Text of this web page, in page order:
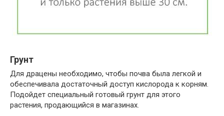
Грунт
Для драцены необходимо, чтобы почва была легкой и
обеспечивала достаточный доступ кислорода к корням.
Подойдет специальный готовый грунт для этого
растения, продающийся в магазинах.